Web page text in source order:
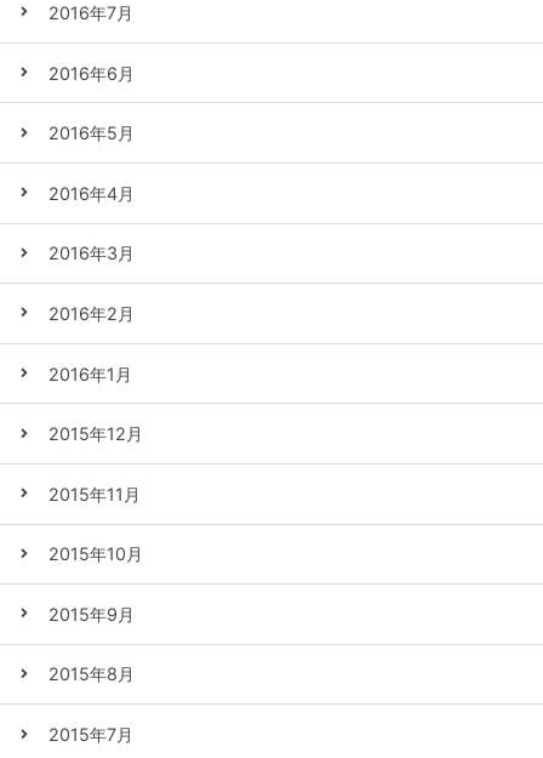
2016年7月
2016年6月
2016年5月
2016年4月
2016年3月
2016年2月
2016年1月
2015年12月
2015年11月
2015年10月
2015年9月
2015年8月
2015年7月